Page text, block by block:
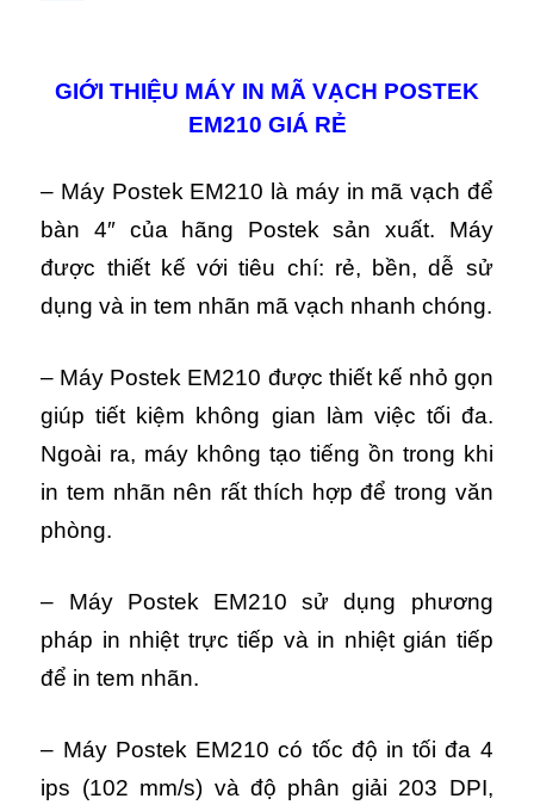
GIỚI THIỆU MÁY IN MÃ VẠCH POSTEK
EM210 GIÁ RẺ
– Máy Postek EM210 là máy in mã vạch để
bàn 4″ của hãng Postek sản xuất. Máy
được thiết kế với tiêu chí: rẻ, bền, dễ sử
dụng và in tem nhãn mã vạch nhanh chóng.
– Máy Postek EM210 được thiết kế nhỏ gọn
giúp tiết kiệm không gian làm việc tối đa.
Ngoài ra, máy không tạo tiếng ồn trong khi
in tem nhãn nên rất thích hợp để trong văn
phòng.
– Máy Postek EM210 sử dụng phương
pháp in nhiệt trực tiếp và in nhiệt gián tiếp
để in tem nhãn.
– Máy Postek EM210 có tốc độ in tối đa 4
ips (102 mm/s) và độ phân giải 203 DPI,